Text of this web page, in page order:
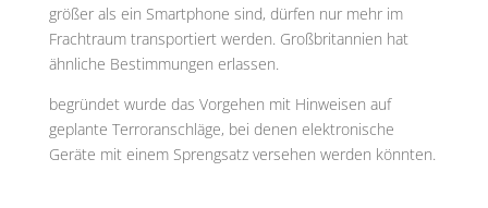
größer als ein Smartphone sind, dürfen nur mehr im
Frachtraum transportiert werden. Großbritannien hat
ähnliche Bestimmungen erlassen.
begründet wurde das Vorgehen mit Hinweisen auf
geplante Terroranschläge, bei denen elektronische
Geräte mit einem Sprengsatz versehen werden könnten.